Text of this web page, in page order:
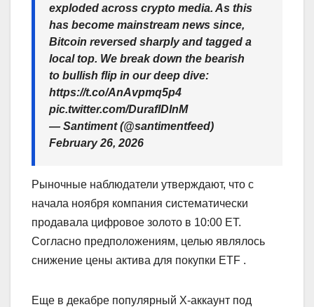
exploded across crypto media. As this
has become mainstream news since,
Bitcoin reversed sharply and tagged a
local top. We break down the bearish
to bullish flip in our deep dive:
https://t.co/AnAvpmq5p4
pic.twitter.com/DuraflDInM
— Santiment (@santimentfeed)
February 26, 2026
Рыночные наблюдатели утверждают, что с
начала ноября компания систематически
продавала цифровое золото в 10:00 ET.
Согласно предположениям, целью являлось
снижение цены актива для покупки ETF .
Еще в декабре популярный X-аккаунт под